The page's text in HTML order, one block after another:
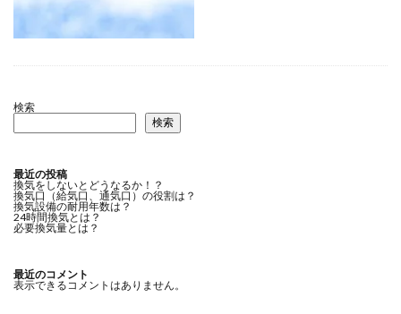
検索
検索
最近の投稿
換気をしないとどうなるか！？
換気口（給気口、通気口）の役割は？
換気設備の耐用年数は？
24時間換気とは？
必要換気量とは？
最近のコメント
表示できるコメントはありません。